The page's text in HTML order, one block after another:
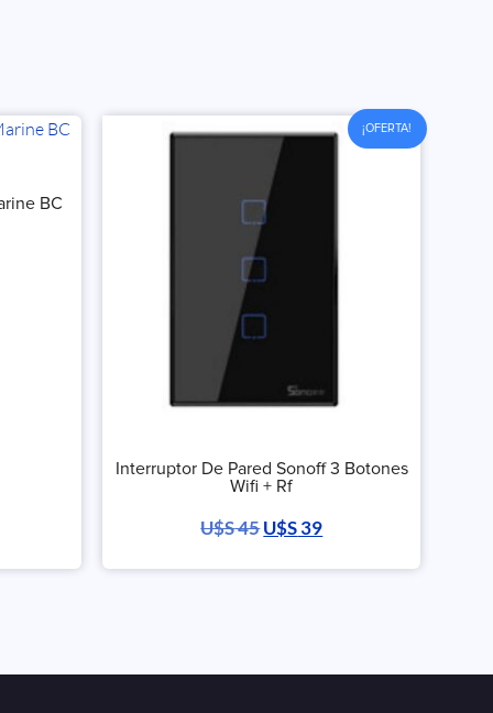
BC
¡OFERTA!
Interruptor De Pared Sonoff 3 Botones
Wifi + Rf
U$S45U$S39